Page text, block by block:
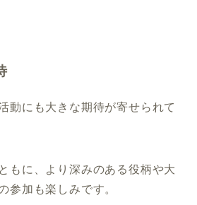
動にも大きな期待が寄せられて
もに、より深みのある役柄や大
参加も楽しみです。